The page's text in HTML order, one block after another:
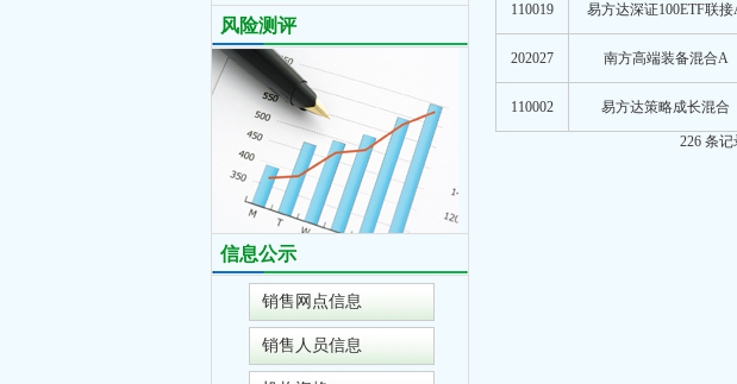
风险测评
信息公示
销售网点信息
销售人员信息
110019 易方达深证100ETF联
202027 南方高端装备混合A
110002 易方达策略成长混合
226 条记